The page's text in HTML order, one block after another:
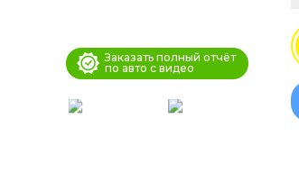
Заказать полный отчёт
по авто с видео